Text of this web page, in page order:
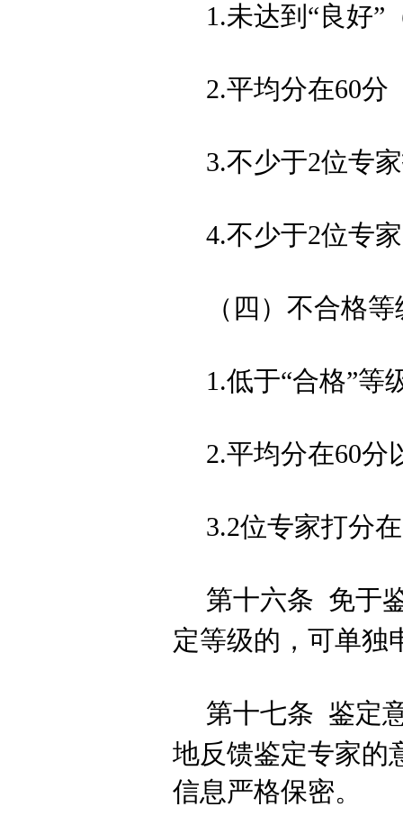
1.未达到 “良好”
2.平均分在60分
3.不少于2位专
4.不少于2位专家
（ 四 ）不合格
1.低于“合格”等
2.平均分在60分
3.2位专家打分
第十六条 免于
定等级的，可单独
第十七条 鉴定
地反馈鉴定专家的
信息严格保密。